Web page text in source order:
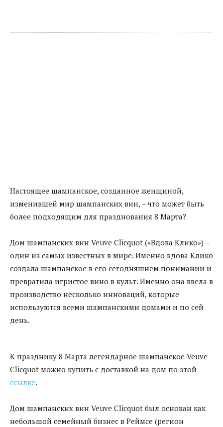
Настоящее шампанское, созданное женщиной,
изменившей мир шампанских вин, – что может быть
более подходящим для празднования 8 Марта?
Дом шампанских вин Veuve Clicquot («Вдова Клико») –
один из самых известных в мире. Именно вдова Клико
создала шампанское в его сегодняшнем понимании и
превратила игристое вино в культ. Именно она ввела в
производство несколько инноваций, которые
используются всеми шампанскими домами и по сей
день.
К празднику 8 Марта легендарное шампанское Veuve
Clicquot можно купить с доставкой на дом по этой
ссылке.
Дом шампанских вин Veuve Clicquot был основан как
небольшой семейный бизнес в Реймсе (регион